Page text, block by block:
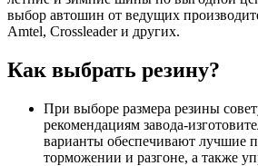
выбор автошин от ведущих
Amtel, Crossleader и других.
Как выбрать резину?
При выборе размера резины
рекомендациям завода-
варианты обеспечивают лучшие
торможении и разгоне, а также